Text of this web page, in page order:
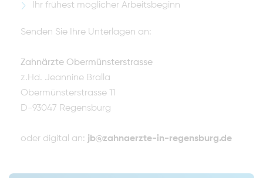
Ihr frühest möglicher Arbeitsbeginn
Senden Sie Ihre Unterlagen an:
Zahnärzte Obermünsterstrasse
z.Hd. Jeannine Bralla
Obermünsterstrasse 11
D-93047 Regensburg
oder digital an: jb@zahnaerzte-in-regensburg.de